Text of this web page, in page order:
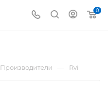
0
Производители — Rvi